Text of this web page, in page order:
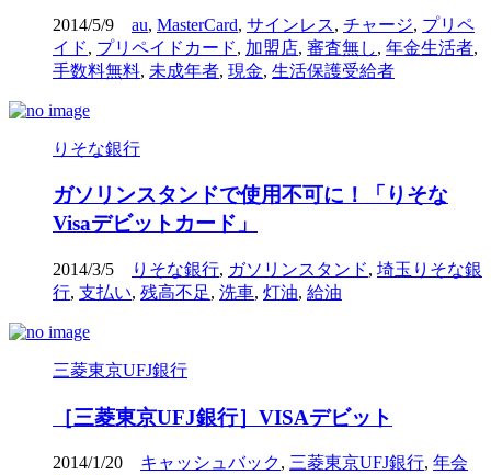
2014/5/9 au, MasterCard, サインレス, チャージ, プリペ
イド, プリペイドカード, 加盟店, 審査無し, 年金生活者,
手数料無料, 未成年者, 現金, 生活保護受給者
りそな銀行
ガソリンスタンドで使用不可に！「りそな
Visaデビットカード」
2014/3/5 りそな銀行, ガソリンスタンド, 埼玉りそな銀
行, 支払い, 残高不足, 洗車, 灯油, 給油
三菱東京UFJ銀行
［三菱東京UFJ銀行］VISAデビット
2014/1/20 キャッシュバック, 三菱東京UFJ銀行, 年会